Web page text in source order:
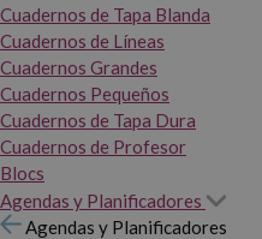
Cuadernos de Tapa Blanda
Cuadernos de Líneas
Cuadernos Grandes
Cuadernos Pequeños
Cuadernos de Tapa Dura
Cuadernos de Profesor
Blocs
Agendas y Planificadores
Agendas y Planificadores